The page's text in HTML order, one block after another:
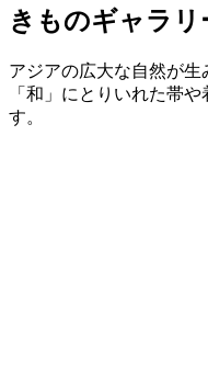
きものギャラリ
アジアの広大な自然が
「和」にとりいれた帯
す。